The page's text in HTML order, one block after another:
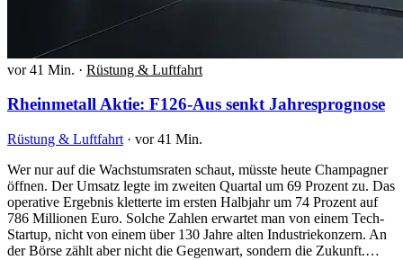
vor 41 Min. · Rüstung & Luftfahrt
Rheinmetall Aktie: F126-Aus senkt Jahresprognose
Rüstung & Luftfahrt · vor 41 Min.
Wer nur auf die Wachstumsraten schaut, müsste heute Champagner
öffnen. Der Umsatz legte im zweiten Quartal um 69 Prozent zu. Das
operative Ergebnis kletterte im ersten Halbjahr um 74 Prozent auf
786 Millionen Euro. Solche Zahlen erwartet man von einem Tech-
Startup, nicht von einem über 130 Jahre alten Industriekonzern. An
der Börse zählt aber nicht die Gegenwart, sondern die Zukunft.…